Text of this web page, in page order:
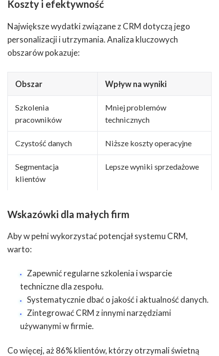
Koszty i efektywność
Największe wydatki związane z CRM dotyczą jego
personalizacji i utrzymania. Analiza kluczowych
obszarów pokazuje:
Obszar Wpływ na wyniki
Szkolenia
pracowników
Mniej problemów
technicznych
Czystość danych Niższe koszty operacyjne
Segmentacja
klientów
Lepsze wyniki sprzedażowe
Wskazówki dla małych firm
Aby w pełni wykorzystać potencjał systemu CRM,
warto:
Zapewnić regularne szkolenia i wsparcie
techniczne dla zespołu.
Systematycznie dbać o jakość i aktualność danych.
Zintegrować CRM z innymi narzędziami
używanymi w firmie.
Co więcej, aż 86% klientów, którzy otrzymali świetną